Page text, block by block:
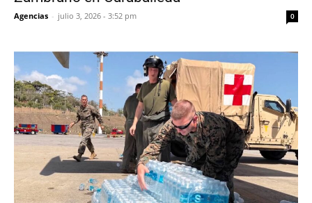
Agencias - julio 3, 2026 - 3:52 pm 0